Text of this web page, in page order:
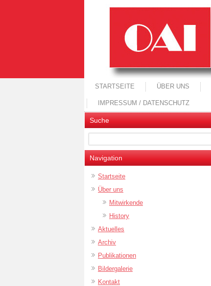
STARTSEITE ÜBER UNS
IMPRESSUM / DATENSCHUTZ
Suche
Navigation
Startseite
Über uns
Mitwirkende
History
Aktuelles
Archiv
Publikationen
Bildergalerie
Kontakt